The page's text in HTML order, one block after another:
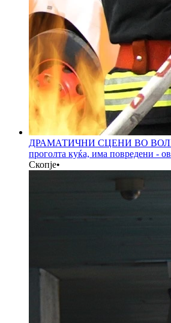
ДРАМАТИЧНИ СЦЕНИ ВО
проголта куќа, има повредени -
Скопје•